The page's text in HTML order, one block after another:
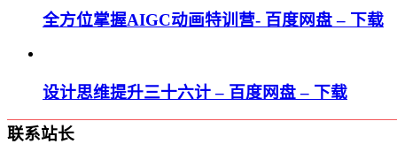
全方位掌握AIGC动画特训营- 百度网盘 – 下载
设计思维提升三十六计 – 百度网盘 – 下载
联系站长